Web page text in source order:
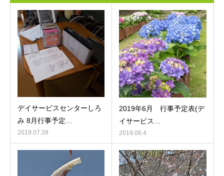
デイサービスセンターしろ
み 8月行事予定…
2019.07.28
2019年6月 行事予定表(デ
イサービス…
2019.06.4